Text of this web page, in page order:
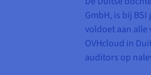
GmbH, is bij
voldoet aan alle
OVHcloud in
auditors op